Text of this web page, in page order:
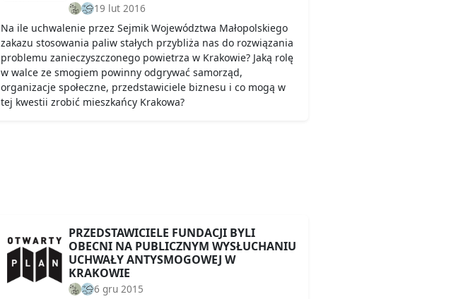
19 lut 2016
Na ile uchwalenie przez Sejmik Województwa Małopolskiego
zakazu stosowania paliw stałych przybliża nas do rozwiązania
problemu zanieczyszczonego powietrza w Krakowie? Jaką rolę
w walce ze smogiem powinny odgrywać samorząd,
organizacje społeczne, przedstawiciele biznesu i co mogą w
tej kwestii zrobić mieszkańcy Krakowa?
PRZEDSTAWICIELE FUNDACJI BYLI
OBECNI NA PUBLICZNYM WYSŁUCHANIU
UCHWAŁY ANTYSMOGOWEJ W
KRAKOWIE
6 gru 2015